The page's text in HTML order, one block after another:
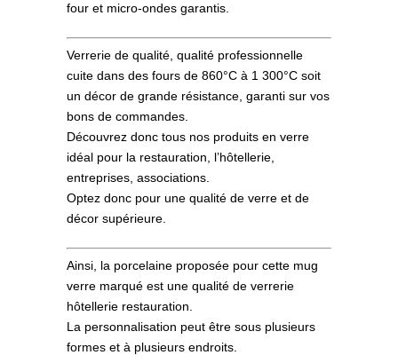
four et micro-ondes garantis.
Verrerie de qualité, qualité professionnelle
cuite dans des fours de 860°C à 1 300°C soit
un décor de grande résistance, garanti sur vos
bons de commandes.
Découvrez donc tous nos produits en verre
idéal pour la restauration, l’hôtellerie,
entreprises, associations.
Optez donc pour une qualité de verre et de
décor supérieure.
Ainsi, la porcelaine proposée pour cette mug
verre marqué est une qualité de verrerie
hôtellerie restauration.
La personnalisation peut être sous plusieurs
formes et à plusieurs endroits.